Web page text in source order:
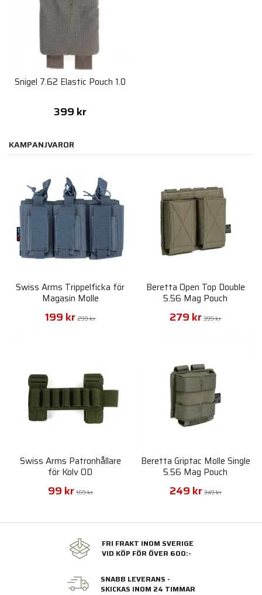
Snigel 7.62 Elastic Pouch 1.0
399 kr
KAMPANJVAROR
Swiss Arms Trippelficka för
Magasin Molle
199 kr 299 kr
Beretta Open Top Double
5.56 Mag Pouch
279 kr 399 kr
Swiss Arms Patronhållare
för Kolv OD
99 kr 169 kr
Beretta Griptac Molle Single
5.56 Mag Pouch
249 kr 349 kr
FRI FRAKT INOM SVERIGE
VID KÖP FÖR ÖVER 600:-
SNABB LEVERANS -
SKICKAS INOM 24 TIMMAR